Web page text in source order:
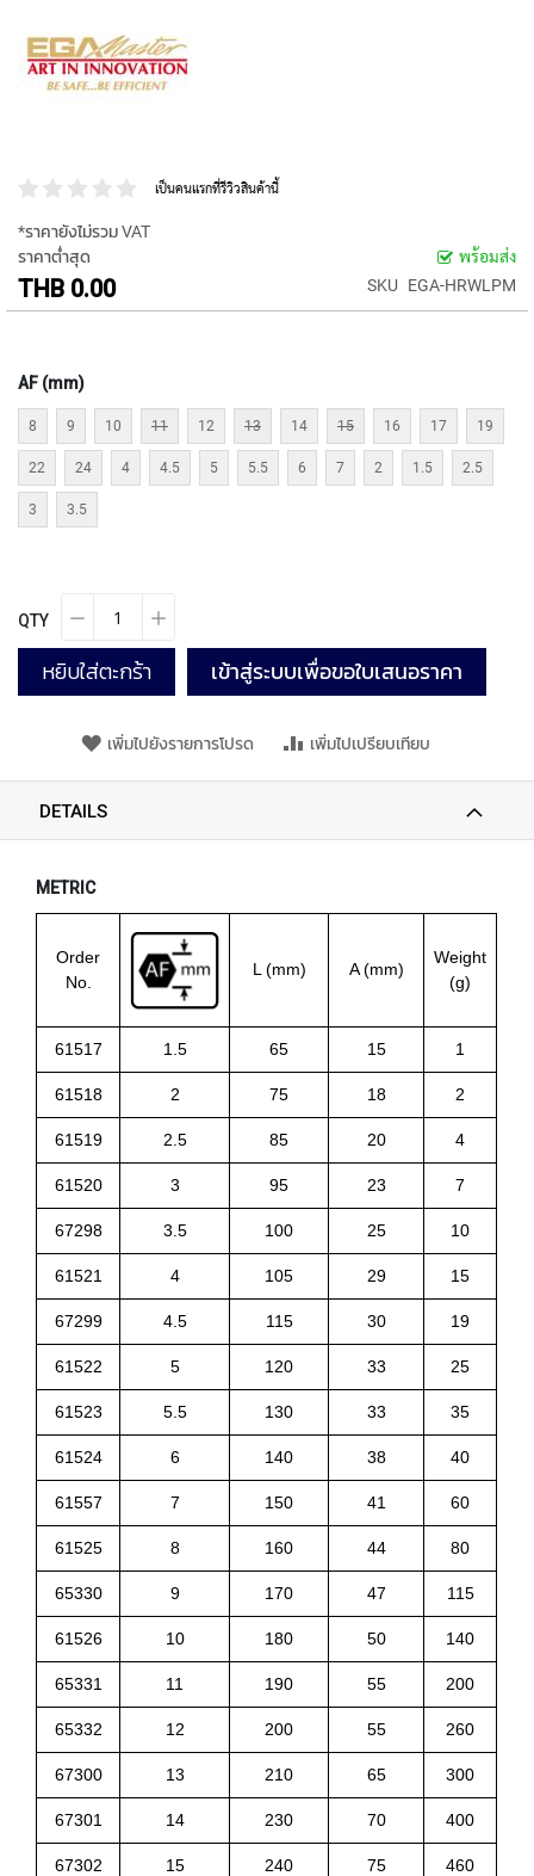
P
S
T
P
S
Y
S
P
I
U
T
E
T
P
S
O
R
H
R
O
H
O
E
Y
A
M
A
W
A
S
P
I
R
A
L
F
L
U
T
E
D
T
A
P
S
(
F
O
R
B
L
เป็นคนแรกที่รีวิวสินค้านี้
ราคาต่ำสุด
THB 0.00
*ราคายังไม่รวม VAT
พร้อมส่ง
SKU EGA-HRWLPM
AF (mm)
8 9 10 11 12 13 14 15 16 17 19
22 24 4 4.5 5 5.5 6 7 2 1.5 2.5
3 3.5
QTY
หยิบใส่ตะกร้า เข้าสู่ระบบเพื่อขอใบเสนอราคา
เพิ่มไปยังรายการโปรด เพิ่มไปเปรียบเทียบ
DETAILS
METRIC
Order
No.
L (mm) A (mm)
Weight
(g)
61517 1.5 65 15 1
61518 2 75 18 2
61519 2.5 85 20 4
61520 3 95 23 7
67298 3.5 100 25 10
61521 4 105 29 15
67299 4.5 115 30 19
61522 5 120 33 25
61523 5.5 130 33 35
61524 6 140 38 40
61557 7 150 41 60
61525 8 160 44 80
65330 9 170 47 115
61526 10 180 50 140
65331 11 190 55 200
65332 12 200 55 260
67300 13 210 65 300
67301 14 230 70 400
67302 15 240 75 460